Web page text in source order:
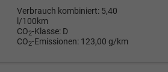
Verbrauch kombiniert: 5,40
l/100km
CO2-Klasse: D
CO2-Emissionen: 123,00 g/km